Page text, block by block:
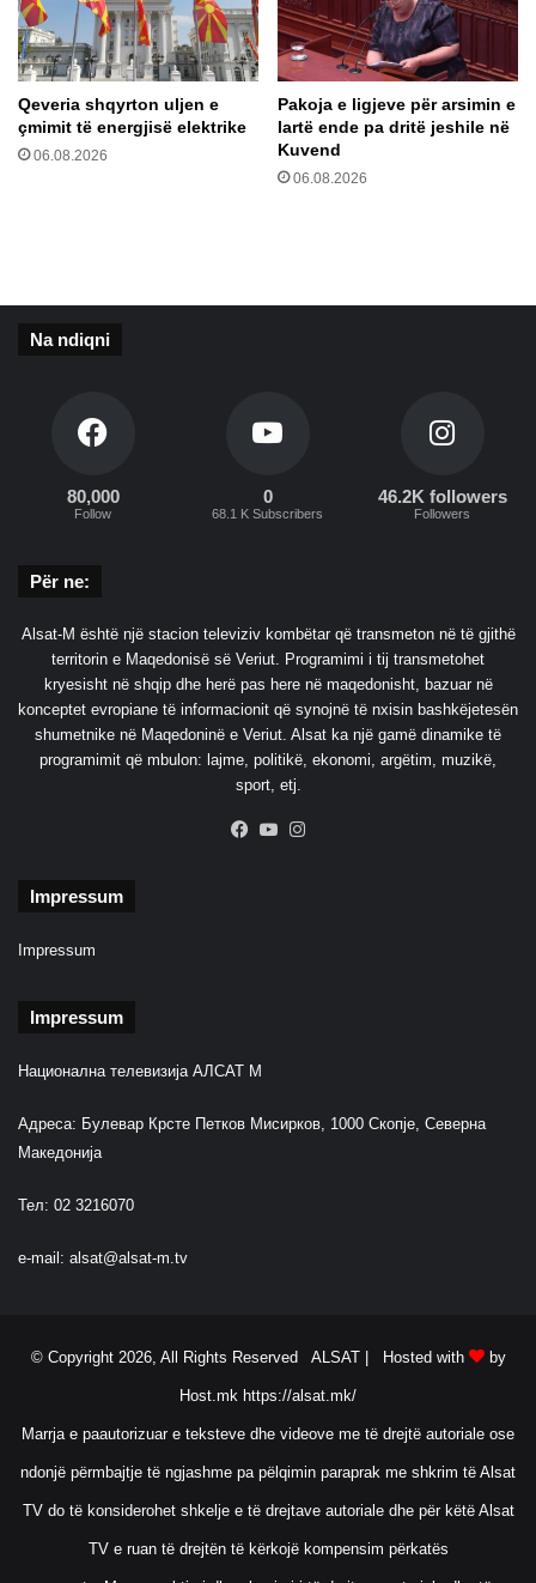
i
z
M
e
r
k
o
M
a
q
d
o
n
Qeveria shqyrton uljen e
çmimit të energjisë elektrike
06.08.2026
Pakoja e ligjeve për arsimin e
lartë ende pa dritë jeshile në
Kuvend
06.08.2026
Na ndiqni
80,000
Follow
0
68.1 K Subscribers
46.2K followers
Followers
Për ne:
Alsat-M është një stacion televiziv kombëtar që transmeton në të gjithë
territorin e Maqedonisë së Veriut. Programimi i tij transmetohet
kryesisht në shqip dhe herë pas here në maqedonisht, bazuar në
konceptet evropiane të informacionit që synojnë të nxisin bashkëjetesën
shumetnike në Maqedoninë e Veriut. Alsat ka një gamë dinamike të
programimit që mbulon: lajme, politikë, ekonomi, argëtim, muzikë,
sport, etj.
Facebook
YouTube
Impressum
Impressum
Impressum
Национална телевизија АЛСАТ М
Адреса: Булевар Крсте Петков Мисирков, 1000 Скопје, Северна
Македонија
Тел: 02 3216070
e-mail: alsat@alsat-m.tv
© Copyright 2026, All Rights Reserved ALSAT | Hosted with by
Host.mk https://alsat.mk/
Marrja e paautorizuar e teksteve dhe videove me të drejtë autoriale ose
ndonjë përmbajtje të ngjashme pa pëlqimin paraprak me shkrim të Alsat
TV do të konsiderohet shkelje e të drejtave autoriale dhe për këtë Alsat
TV e ruan të drejtën të kërkojë kompensim përkatës